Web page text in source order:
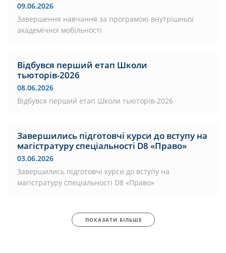
09.06.2026
Завершення навчання за програмою внутрішньої
академічної мобільності
Відбувся перший етап Школи
тьюторів-2026
08.06.2026
Відбувся перший етап Школи тьюторів-2026
Завершились підготовчі курси до вступу на
магістратуру спеціальності D8 «Право»
03.06.2026
Завершились підготовчі курси до вступу на
магістратуру спеціальності D8 «Право»
ПОКАЗАТИ БІЛЬШЕ